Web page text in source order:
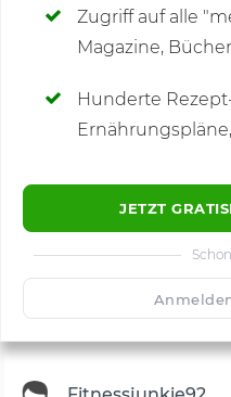
Zugriff auf alle
Magazine,
Hunderte
JETZT
Kommentare
🙂